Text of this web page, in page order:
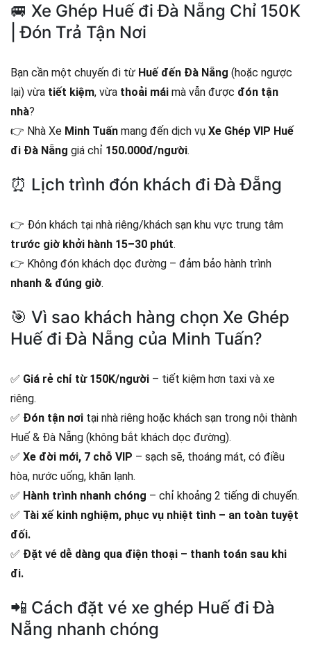
🚐 Xe Ghép Huế đi Đà Nẵng Chỉ 150K
| Đón Trả Tận Nơi
Bạn cần một chuyến đi từ Huế đến Đà Nẵng (hoặc ngược
lại) vừa tiết kiệm, vừa thoải mái mà vẫn được đón tận
nhà?
👉 Nhà Xe Minh Tuấn mang đến dịch vụ Xe Ghép VIP Huế
đi Đà Nẵng giá chỉ 150.000đ/người.
⏰ Lịch trình đón khách đi Đà Đẵng
👉 Đón khách tại nhà riêng/khách sạn khu vực trung tâm
trước giờ khởi hành 15–30 phút.
👉 Không đón khách dọc đường – đảm bảo hành trình
nhanh & đúng giờ.
🎯 Vì sao khách hàng chọn Xe Ghép
Huế đi Đà Nẵng của Minh Tuấn?
✅ Giá rẻ chỉ từ 150K/người – tiết kiệm hơn taxi và xe
riêng.
✅ Đón tận nơi tại nhà riêng hoặc khách sạn trong nội thành
Huế & Đà Nẵng (không bắt khách dọc đường).
✅ Xe đời mới, 7 chỗ VIP – sạch sẽ, thoáng mát, có điều
hòa, nước uống, khăn lạnh.
✅ Hành trình nhanh chóng – chỉ khoảng 2 tiếng di chuyển.
✅ Tài xế kinh nghiệm, phục vụ nhiệt tình – an toàn tuyệt
đối.
✅ Đặt vé dễ dàng qua điện thoại – thanh toán sau khi
đi.
📲 Cách đặt vé xe ghép Huế đi Đà
Nẵng nhanh chóng